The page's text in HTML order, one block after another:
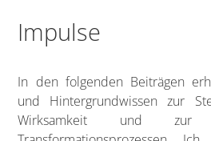
Impulse
In den folgenden Beiträgen
und Hintergrundwissen zur
Wirksamkeit und zur